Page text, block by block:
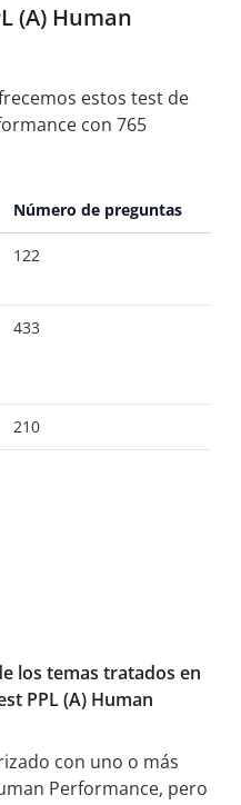
(A) Human
estos test de
con 765
Número de preguntas
122
433
210
los temas tratados en
PPL (A) Human
con uno o más
Performance, pero